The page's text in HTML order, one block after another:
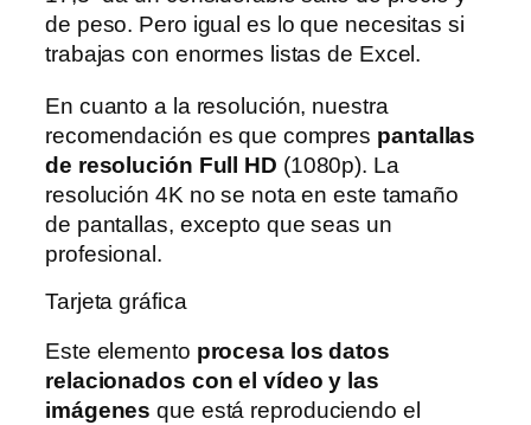
de peso. Pero igual es lo que necesitas si
trabajas con enormes listas de Excel.
En cuanto a la resolución, nuestra
recomendación es que compres pantallas
de resolución Full HD (1080p). La
resolución 4K no se nota en este tamaño
de pantallas, excepto que seas un
profesional.
Tarjeta gráfica
Este elemento procesa los datos
relacionados con el vídeo y las
imágenes que está reproduciendo el